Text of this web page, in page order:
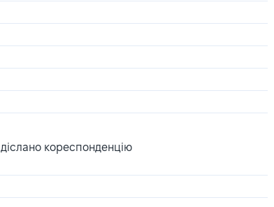
кореспонденцію